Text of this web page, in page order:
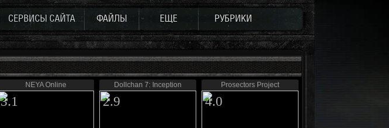
СЕРВИСЫ САЙТА ФАЙЛЫ ЕЩЕ РУБРИКИ
NEYA Online
3.1
Dollchan 7: Inception
2.9
Prosectors Project
4.0